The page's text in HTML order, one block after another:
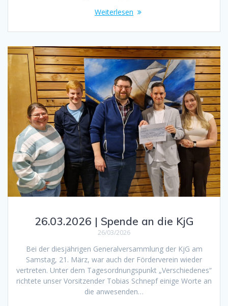
Weiterlesen
26.03.2026 | Spende an die KjG
26/03/2026
Bei der diesjährigen Generalversammlung der KjG am
Samstag, 21. März, war auch der Förderverein wieder
vertreten. Unter dem Tagesordnungspunkt „Verschiedenes“
richtete unser Vorsitzender Tobias Schnepf einige Worte an
die anwesenden…